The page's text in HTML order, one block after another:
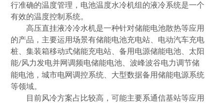
行准确的温度管理，电池温度水冷机组的液冷系统是一个
有效的温度控制系统。
高压直挂液冷冷水机是一种针对储能电池散热等应用
的产品，主要运用场景有储能电池充电站、电动汽车充电
桩、集装箱移动式储能充电站、备用电源储能电池、太阳
能/风力发电并网调频电储能电池、波峰波谷电力调节储
能电池，城市电网调控系统、大型数据备用储能电源系统
等领域。
目前风冷方案占比较高，可能主要系通信基站等应用